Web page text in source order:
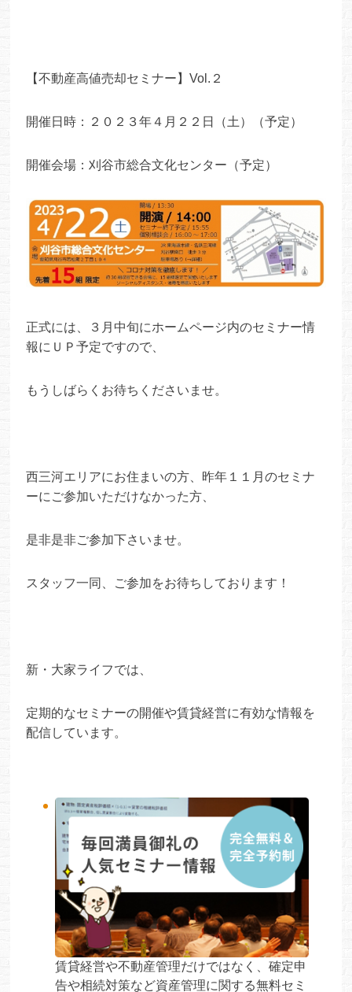
【不動産高値売却セミナー】Vol.２
開催日時：２０２３年４月２２日（土）（予定）
開催会場：刈谷市総合文化センター（予定）
正式には、３月中旬にホームページ内のセミナー情
報にＵＰ予定ですので、
もうしばらくお待ちくださいませ。
西三河エリアにお住まいの方、昨年１１月のセミナ
ーにご参加いただけなかった方、
是非是非ご参加下さいませ。
スタッフ一同、ご参加をお待ちしております！
新・大家ライフでは、
定期的なセミナーの開催や賃貸経営に有効な情報を
配信しています。
賃貸経営や不動産管理だけではなく、確定申
告や相続対策など資産管理に関する無料セミ